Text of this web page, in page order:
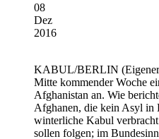
08
Dez
2016
KABUL/BERLIN
Mitte kommender Woche
Afghanistan an. Wie
Afghanen, die kein Asyl in
winterliche Kabul
sollen folgen; im